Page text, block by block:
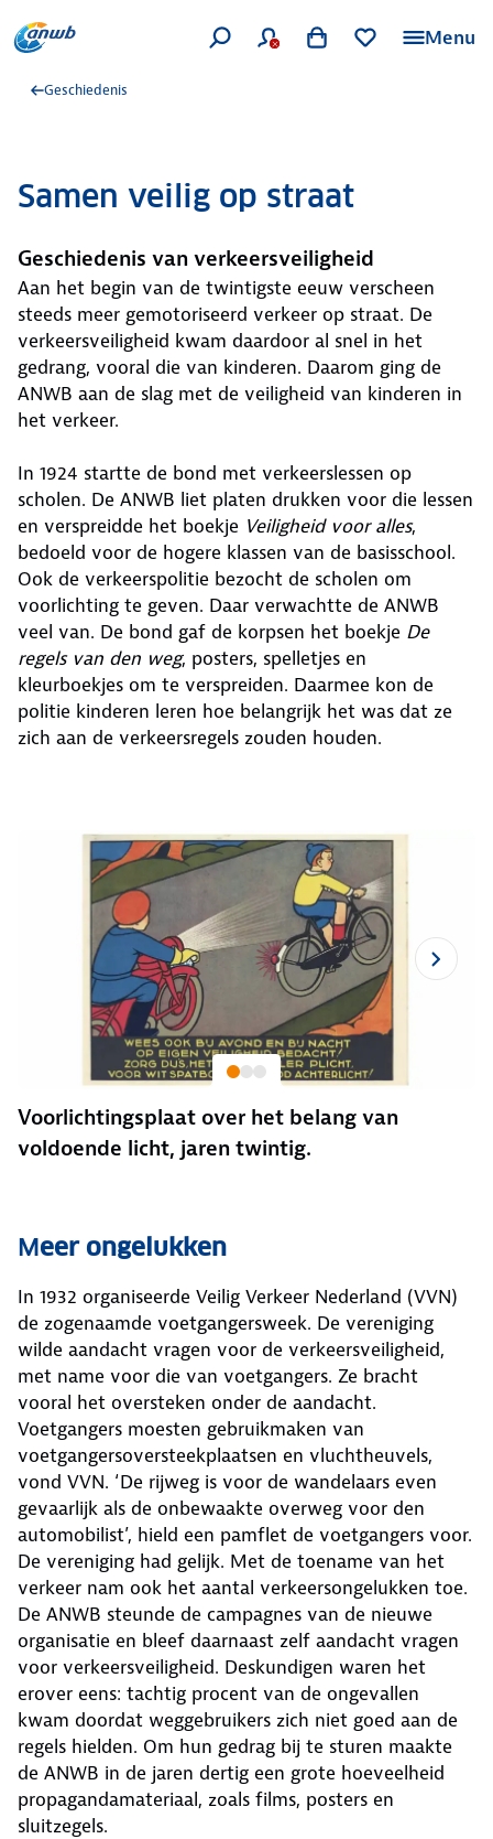
Menu
Geschiedenis
Samen veilig op straat
Geschiedenis van verkeersveiligheid
Aan het begin van de twintigste eeuw verscheen
steeds meer gemotoriseerd verkeer op straat. De
verkeersveiligheid kwam daardoor al snel in het
gedrang, vooral die van kinderen. Daarom ging de
ANWB aan de slag met de veiligheid van kinderen in
het verkeer.
In 1924 startte de bond met verkeerslessen op
scholen. De ANWB liet platen drukken voor die lessen
en verspreidde het boekje Veiligheid voor alles,
bedoeld voor de hogere klassen van de basisschool.
Ook de verkeerspolitie bezocht de scholen om
voorlichting te geven. Daar verwachtte de ANWB
veel van. De bond gaf de korpsen het boekje De
regels van den weg, posters, spelletjes en
kleurboekjes om te verspreiden. Daarmee kon de
politie kinderen leren hoe belangrijk het was dat ze
zich aan de verkeersregels zouden houden.
Voorlichtingsplaat over het belang van
voldoende licht, jaren twintig.
Meer ongelukken
In 1932 organiseerde Veilig Verkeer Nederland (VVN)
de zogenaamde voetgangersweek. De vereniging
wilde aandacht vragen voor de verkeersveiligheid,
met name voor die van voetgangers. Ze bracht
vooral het oversteken onder de aandacht.
Voetgangers moesten gebruikmaken van
voetgangersoversteekplaatsen en vluchtheuvels,
vond VVN. ‘De rijweg is voor de wandelaars even
gevaarlijk als de onbewaakte overweg voor den
automobilist’, hield een pamflet de voetgangers voor.
De vereniging had gelijk. Met de toename van het
verkeer nam ook het aantal verkeersongelukken toe.
De ANWB steunde de campagnes van de nieuwe
organisatie en bleef daarnaast zelf aandacht vragen
voor verkeersveiligheid. Deskundigen waren het
erover eens: tachtig procent van de ongevallen
kwam doordat weggebruikers zich niet goed aan de
regels hielden. Om hun gedrag bij te sturen maakte
de ANWB in de jaren dertig een grote hoeveelheid
propagandamateriaal, zoals films, posters en
sluitzegels.